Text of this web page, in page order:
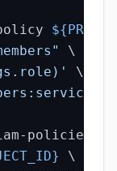
\
\
policies \
\